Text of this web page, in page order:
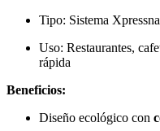
Tipo: Sistema
Uso: Restaurantes,
rápida
Beneficios:
Diseño ecológico con